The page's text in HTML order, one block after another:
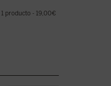
1 producto 19,00€